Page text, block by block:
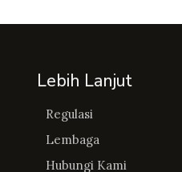
Lebih Lanjut
Regulasi
Lembaga
Hubungi Kami